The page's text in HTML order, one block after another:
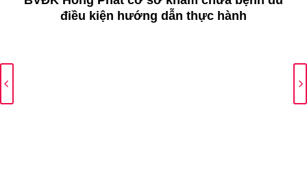
điều kiện hướng dẫn thực hành